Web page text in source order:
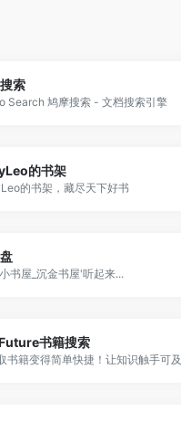
索
Search 鸠摩搜索 - 文档搜索引擎
的书架
的书架，藏尽天下好书
书屋_沉金书屋'听起来...
书籍搜索
书籍变得简单快捷！让知识触手可及